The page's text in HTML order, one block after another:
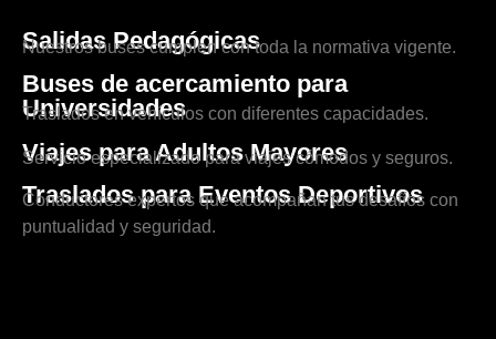
Salidas Pedagógicas
Nuestros buses cumplen con toda la normativa vigente.
Buses de acercamiento para
Universidades
Traslados en vehículos con diferentes capacidades.
Viajes para Adultos Mayores
Servicio especializado para viajes cómodos y seguros.
Traslados para Eventos Deportivos
Conductores expertos que acompañan tus desafíos con
puntualidad y seguridad.